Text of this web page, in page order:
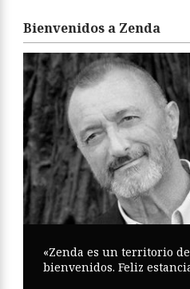
Bienvenidos a Zenda
«Zenda es un territorio
bienvenidos. Feliz